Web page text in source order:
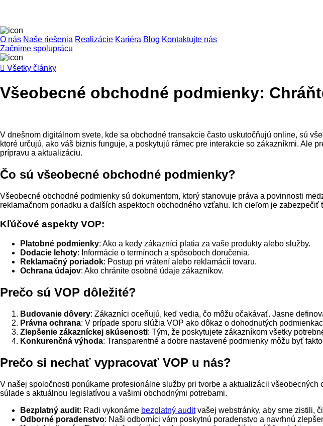
O nás Naše riešenia Realizácie Kariéra Blog Kontaktujte nás
Začnime spoluprácu
 Všetky články
Všeobecné obchodné podmienky:
V dnešnom digitálnom svete, kde sa obchodné transakcie často uskutočňujú online, sú
ktoré určujú, ako váš biznis funguje, a poskytujú rámec pre interakcie so zákazníkmi. Ale
prípravu a aktualizáciu.
Čo sú všeobecné obchodné podmienky?
Všeobecné obchodné podmienky sú dokumentom, ktorý stanovuje práva a povinnosti
reklamačnom poriadku a ďalších aspektoch obchodného vzťahu. Ich cieľom je
Kľúčové aspekty VOP:
Platobné podmienky: Ako a kedy zákazníci platia za vaše produkty alebo služby.
Dodacie lehoty: Informácie o termínoch a spôsoboch doručenia.
Reklamačný poriadok: Postup pri vrátení alebo reklamácii tovaru.
Ochrana údajov: Ako chránite osobné údaje zákazníkov.
Prečo sú VOP dôležité?
Budovanie dôvery: Zákazníci oceňujú, keď vedia, čo môžu očakávať. Jasne
Právna ochrana: V prípade sporu slúžia VOP ako dôkaz o dohodnutých
Zlepšenie zákazníckej skúsenosti: Tým, že poskytujete zákazníkom všetky
Konkurenčná výhoda: Transparentné a dobre nastavené podmienky môžu byť
Prečo si nechať vypracovať VOP u nás?
V našej spoločnosti ponúkame profesionálne služby pri tvorbe a aktualizácii
súlade s aktuálnou legislatívou a vašimi obchodnými potrebami.
Bezplatný audit: Radi vykonáme bezplatný auditvašej webstránky, aby sme zistili,
Odborné poradenstvo: Naši odborníci vám poskytnú poradenstvo a navrhnú